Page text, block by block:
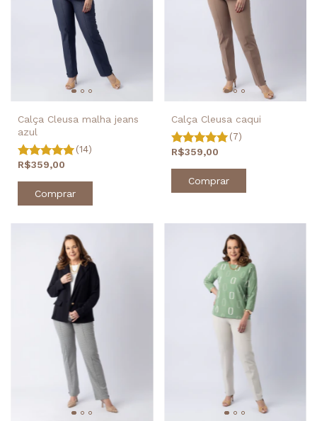
Calça Cleusa malha jeans
azul
(14)
R$359,00
Comprar
Calça Cleusa caqui
(7)
R$359,00
Comprar